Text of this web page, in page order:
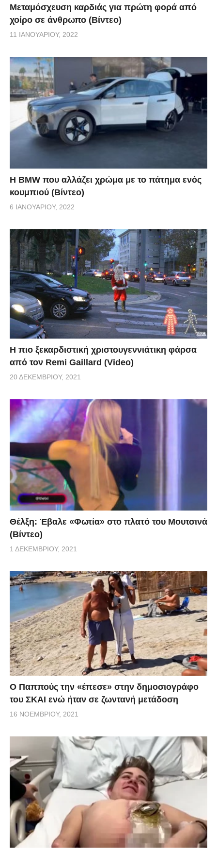
Μεταμόσχευση καρδιάς για πρώτη φορά από
χοίρο σε άνθρωπο (Βίντεο)
11 ΙΑΝΟΥΑΡΊΟΥ, 2022
Η BMW που αλλάζει χρώμα με το πάτημα ενός
κουμπιού (Βίντεο)
6 ΙΑΝΟΥΑΡΊΟΥ, 2022
Η πιο ξεκαρδιστική χριστουγεννιάτικη φάρσα
από τον Remi Gaillard (Video)
20 ΔΕΚΕΜΒΡΊΟΥ, 2021
Θέλξη: Έβαλε «Φωτία» στο πλατό του Μουτσινά
(Βίντεο)
1 ΔΕΚΕΜΒΡΊΟΥ, 2021
Ο Παππούς την «έπεσε» στην δημοσιογράφο
του ΣΚΑΙ ενώ ήταν σε ζωντανή μετάδοση
16 ΝΟΕΜΒΡΊΟΥ, 2021